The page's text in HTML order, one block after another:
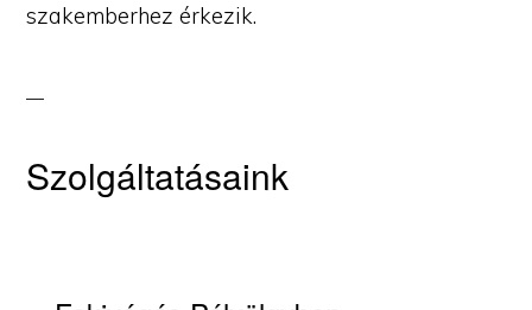
szakemberhez érkezik.
Szolgáltatásaink